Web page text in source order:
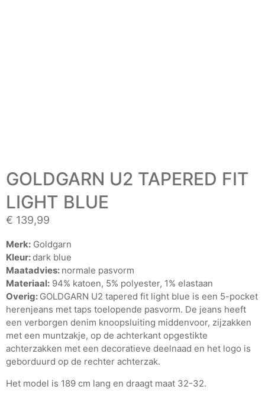
GOLDGARN U2 TAPERED FIT
LIGHT BLUE
€ 139,99
Merk: Goldgarn
Kleur:dark blue
Maatadvies: normale pasvorm
Materiaal: 94% katoen, 5% polyester, 1% elastaan
Overig: GOLDGARN U2 tapered fit light blue is een 5-pocket
herenjeans met taps toelopende pasvorm. De jeans heeft
een verborgen denim knoopsluiting middenvoor, zijzakken
met een muntzakje, op de achterkant opgestikte
achterzakken met een decoratieve deelnaad en het logo is
geborduurd op de rechter achterzak.
Het model is 189 cm lang en draagt ​​maat 32-32.